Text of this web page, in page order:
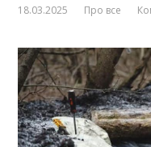
18.03.2025 Про все